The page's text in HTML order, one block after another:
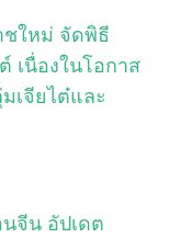
ใหม่ จัดพิธี
เนื่องในโอกาส
เจียไต๋และ
จีน อัปเดต